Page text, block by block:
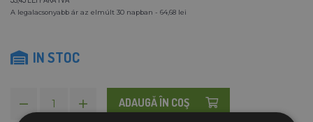
A legalacsonyabb ár az elmúlt 30 napban - 64,68 lei
IN STOC
ADAUGĂ ÎN COŞ